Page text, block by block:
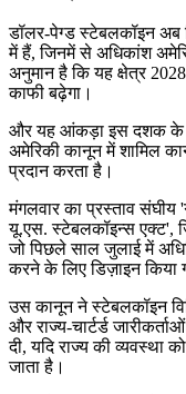
डॉलर-पेग्ड स्टेबलकॉइन अब
में हैं, जिनमें से अधिकांश
अनुमान है कि यह क्षेत्र
काफी बढ़ेगा।
और यह आंकड़ा इस दशक के
अमेरिकी कानून में शामिल
प्रदान करता है।
मंगलवार का प्रस्ताव संघीय
यू.एस. स्टेबलकॉइन्स एक्ट',
जो पिछले साल जुलाई में
करने के लिए डिज़ाइन किया
उस कानून ने स्टेबलकॉइन
और राज्य-चार्टर्ड
दी, यदि राज्य की व्यवस्था
जाता है।